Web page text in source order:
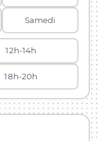
Samedi
12h-14h
18h-20h